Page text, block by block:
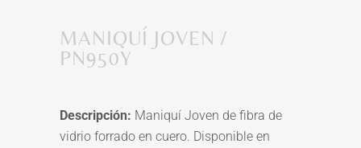
MANIQUÍ JOVEN /
PN950Y
Descripción: Maniquí Joven de fibra de
vidrio forrado en cuero. Disponible en